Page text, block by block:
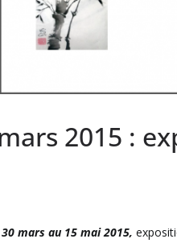
2015 :
30 mars au 15 mai 2015,